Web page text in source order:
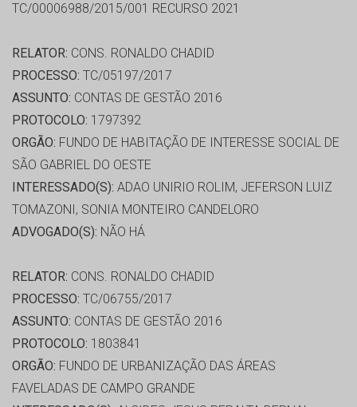
TC/00006988/2015/001 RECURSO 2021
RELATOR: CONS. RONALDO CHADID
PROCESSO: TC/05197/2017
ASSUNTO: CONTAS DE GESTÃO 2016
PROTOCOLO: 1797392
ORGÃO: FUNDO DE HABITAÇÃO DE INTERESSE SOCIAL DE
SÃO GABRIEL DO OESTE
INTERESSADO(S): ADAO UNIRIO ROLIM, JEFERSON LUIZ
TOMAZONI, SONIA MONTEIRO CANDELORO
ADVOGADO(S): NÃO HÁ
RELATOR: CONS. RONALDO CHADID
PROCESSO: TC/06755/2017
ASSUNTO: CONTAS DE GESTÃO 2016
PROTOCOLO: 1803841
ORGÃO: FUNDO DE URBANIZAÇÃO DAS ÁREAS
FAVELADAS DE CAMPO GRANDE